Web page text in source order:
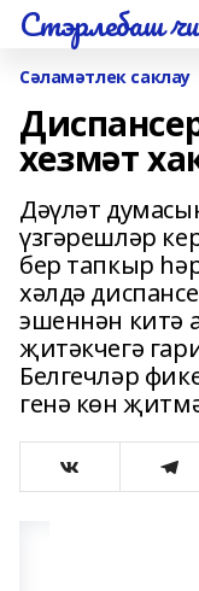
Стэрлебаш
Сәламәтлек саклау
хезмәт
Дәүләт
үзгәрешләр
бер тапкыр
хәлдә
эшеннән китә
җитәкчегә
Белгечләр
генә көн